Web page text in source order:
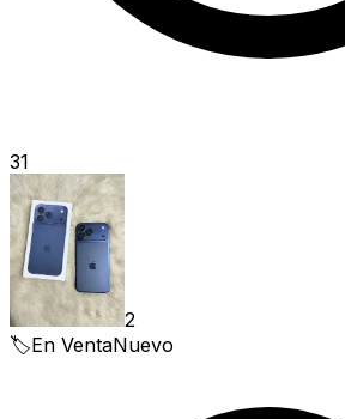
31
2
🏷️En VentaNuevo